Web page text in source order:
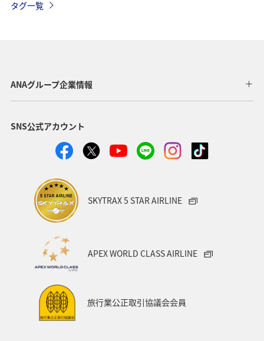
マイルを貯める トラウト 北陸地方 福岡県
静岡県 ツアー
鹿児島県 栃木県 マダイ
家族旅行
中国地方 アメリカ
イワナ
アメリカ・カナダ・中南米
世界遺産
愛媛県 福島県
タグ一覧
ANAグループ企業情報
SNS公式アカウント
SKYTRAX 5 STAR AIRLINE
APEX WORLD CLASS AIRLINE
旅行業公正取引協議会会員